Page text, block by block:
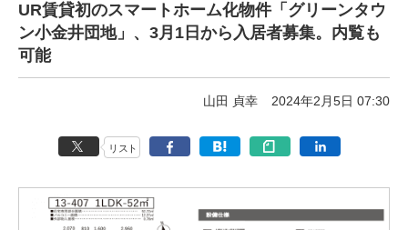
UR賃貸初のスマートホーム化物件「グリーンタウ
ン小金井団地」、3月1日から入居者募集。内覧も
可能
山田 貞幸 2024年2月5日 07:30
リスト